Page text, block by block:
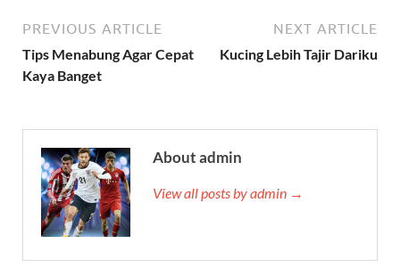
PREVIOUS ARTICLE
Tips Menabung Agar Cepat
Kaya Banget
NEXT ARTICLE
Kucing Lebih Tajir Dariku
About admin
View all posts by admin →